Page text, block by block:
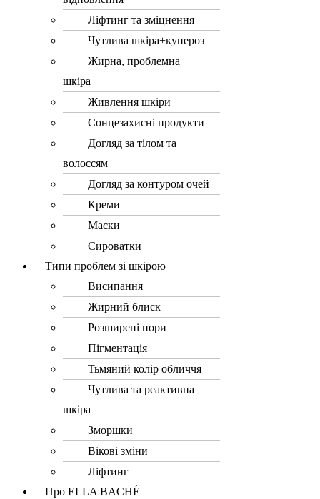
Ліфтинг та зміцнення
Чутлива шкіра+купероз
Жирна, проблемна
шкіра
Живлення шкіри
Сонцезахисні продукти
Догляд за тілом та
волоссям
Догляд за контуром очей
Креми
Маски
Сироватки
Типи проблем зі шкірою
Висипання
Жирний блиск
Розширені пори
Пігментація
Тьмяний колір обличчя
Чутлива та реактивна
шкіра
Зморшки
Вікові зміни
Ліфтинг
Про ELLA BACHÉ